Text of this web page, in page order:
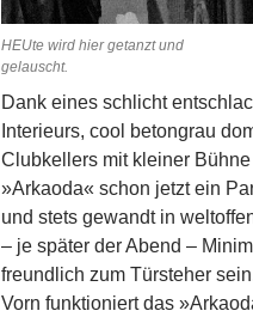
HEUte wird hier getanzt und
Dank eines schlicht
Interieurs, cool betongrau
Clubkellers mit kleiner
»Arkaoda« schon jetzt ein
und stets gewandt in
– je später der Abend –
freundlich zum Türsteher
Vorn funktioniert das